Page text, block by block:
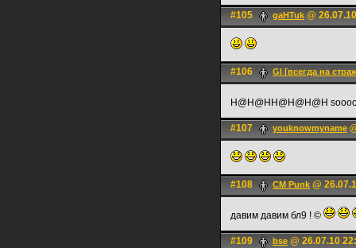
#105 gaHTuk @
#106 Gl [всегда на
H@H@HH@H@H@H
#107 youknowmyname
#108 CM Punk @
давим давим бл9 ! ©
#109 bse @ 26.07.10